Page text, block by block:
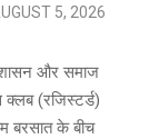
5, 2026
और समाज
क्लब (रजिस्टर्ड)
बरसात के बीच